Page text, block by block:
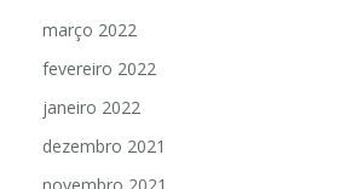
março 2022
fevereiro 2022
janeiro 2022
dezembro 2021